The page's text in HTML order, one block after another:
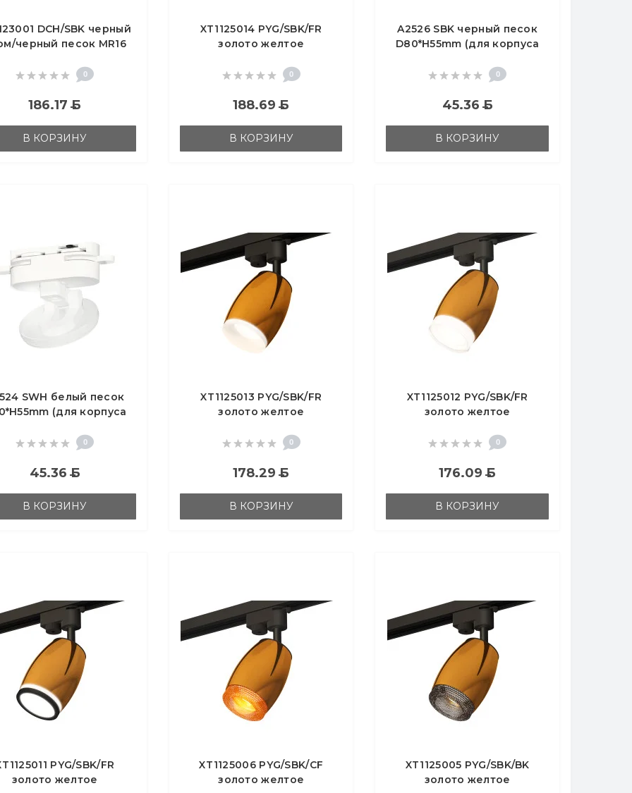
DCH/SBK черный
черный песок MR16
0
186.17Б
В КОРЗИНУ
XT1125014 PYG/SBK/FR
золото желтое
песок/белый матовый
0
188.69Б
В КОРЗИНУ
A2526 SBK черный песок
D80*H55mm (для корпуса
0
45.36Б
В КОРЗИНУ
SWH белый песок
(для корпуса
0
45.36Б
В КОРЗИНУ
XT1125013 PYG/SBK/FR
золото желтое
песок/белый матовый
0
178.29Б
В КОРЗИНУ
XT1125012 PYG/SBK/FR
золото желтое
песок/белый матовый
0
176.09Б
В КОРЗИНУ
PYG/SBK/FR
золото желтое
XT1125006 PYG/SBK/CF
золото желтое
XT1125005 PYG/SBK/BK
золото желтое